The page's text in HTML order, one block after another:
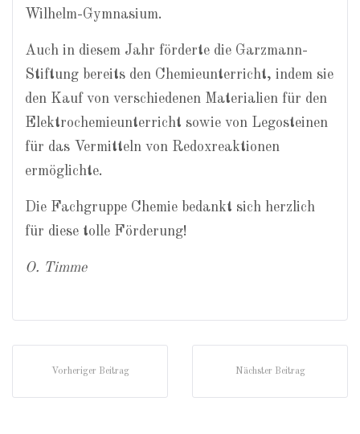
Wilhelm-Gymnasium.
Auch in diesem Jahr förderte die Garzmann-
Stiftung bereits den Chemieunterricht, indem sie
den Kauf von verschiedenen Materialien für den
Elektrochemieunterricht sowie von Legosteinen
für das Vermitteln von Redoxreaktionen
ermöglichte.
Die Fachgruppe Chemie bedankt sich herzlich
für diese tolle Förderung!
O. Timme
Vorheriger Beitrag Nächster Beitrag